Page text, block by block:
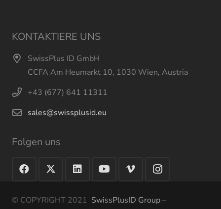
KONTAKTIERE UNS
SwissPlus ID GmbH
CCFA Am Heumarkt 10, 1030 Wien, Austria
+43 (677) 641 11311
sales@swissplusid.eu
Folgen uns
© COPYRIGHT 2021 SwissPlusID Group–